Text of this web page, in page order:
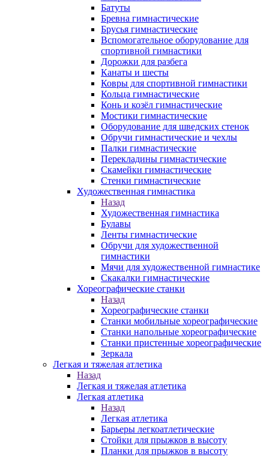
Батуты
Бревна гимнастические
Брусья гимнастические
Вспомогательное оборудование для
спортивной гимнастики
Дорожки для разбега
Канаты и шесты
Ковры для спортивной гимнастики
Кольца гимнастические
Конь и козёл гимнастические
Мостики гимнастические
Оборудование для шведских стенок
Обручи гимнастические и чехлы
Палки гимнастические
Перекладины гимнастические
Скамейки гимнастические
Стенки гимнастические
Художественная гимнастика
Назад
Художественная гимнастика
Булавы
Ленты гимнастические
Обручи для художественной
гимнастики
Мячи для художественной гимнастике
Скакалки гимнастические
Хореографические станки
Назад
Хореографические станки
Станки мобильные хореографические
Станки напольные хореографические
Станки пристенные хореографические
Зеркала
Легкая и тяжелая атлетика
Назад
Легкая и тяжелая атлетика
Легкая атлетика
Назад
Легкая атлетика
Барьеры легкоатлетические
Стойки для прыжков в высоту
Планки для прыжков в высоту